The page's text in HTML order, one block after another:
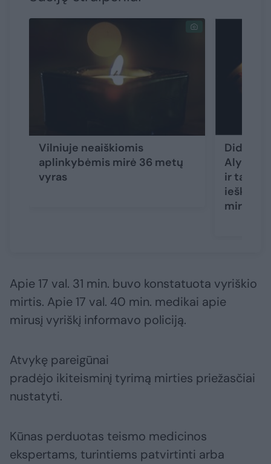
Vilniuje neaiškiomis
aplinkybėmis mirė 36 metų
vyras
Didžiulė
Alytaus
ir
ieškotas
miręs
Apie 17 val. 31 min. buvo konstatuota vyriškio
mirtis. Apie 17 val. 40 min. medikai apie
mirusį vyriškį informavo policiją.
Atvykę pareigūnai
pradėjo ikiteisminį tyrimą mirties priežasčiai
nustatyti.
Kūnas perduotas teismo medicinos
ekspertams, turintiems patvirtinti arba